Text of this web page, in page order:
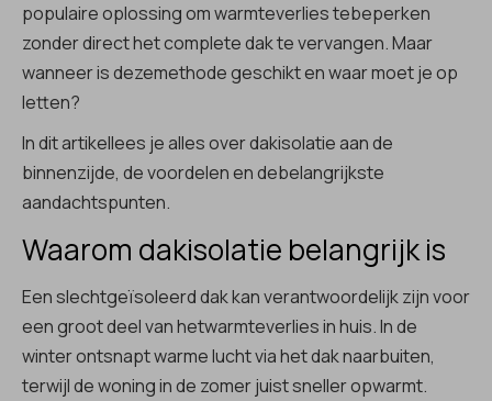
populaire oplossing om warmteverlies tebeperken
zonder direct het complete dak te vervangen. Maar
wanneer is dezemethode geschikt en waar moet je op
letten?
In dit artikellees je alles over dakisolatie aan de
binnenzijde, de voordelen en debelangrijkste
aandachtspunten.
Waarom dakisolatie belangrijk is
Een slechtgeïsoleerd dak kan verantwoordelijk zijn voor
een groot deel van hetwarmteverlies in huis. In de
winter ontsnapt warme lucht via het dak naarbuiten,
terwijl de woning in de zomer juist sneller opwarmt.